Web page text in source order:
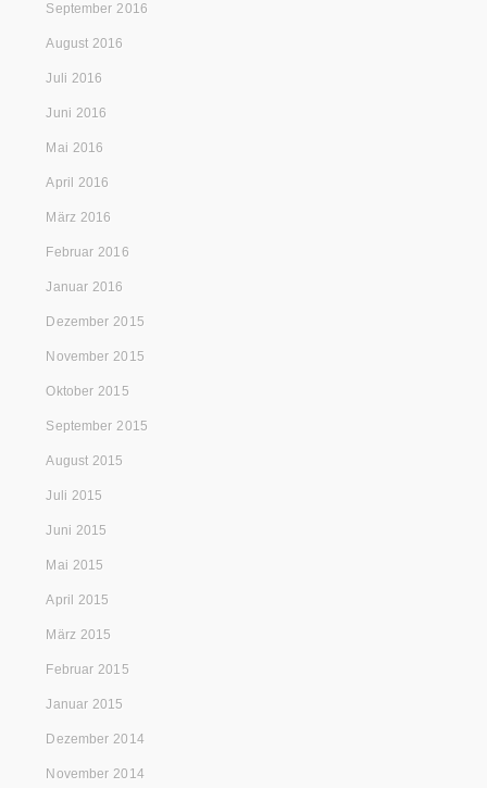
September 2016
August 2016
Juli 2016
Juni 2016
Mai 2016
April 2016
März 2016
Februar 2016
Januar 2016
Dezember 2015
November 2015
Oktober 2015
September 2015
August 2015
Juli 2015
Juni 2015
Mai 2015
April 2015
März 2015
Februar 2015
Januar 2015
Dezember 2014
November 2014